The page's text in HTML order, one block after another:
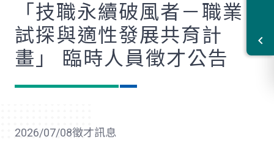
「技職永續破風者－職業
試探與適性發展共育計
畫」 臨時人員徵才公告
2026/07/08徵才訊息